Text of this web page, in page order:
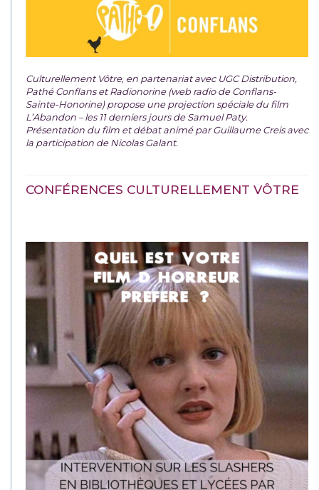
Culturellement Vôtre, en partenariat avec UGC Distribution,
Pathé Conflans et Radionorine (web radio de Conflans-
Sainte-Honorine) propose une projection spéciale du film
L’Abandon – les 11 derniers jours de Samuel Paty.
Présentation du film et débat animé par Guillaume Creis avec
la participation de Nicolas Galant.
CONFÉRENCES CULTURELLEMENT VÔTRE